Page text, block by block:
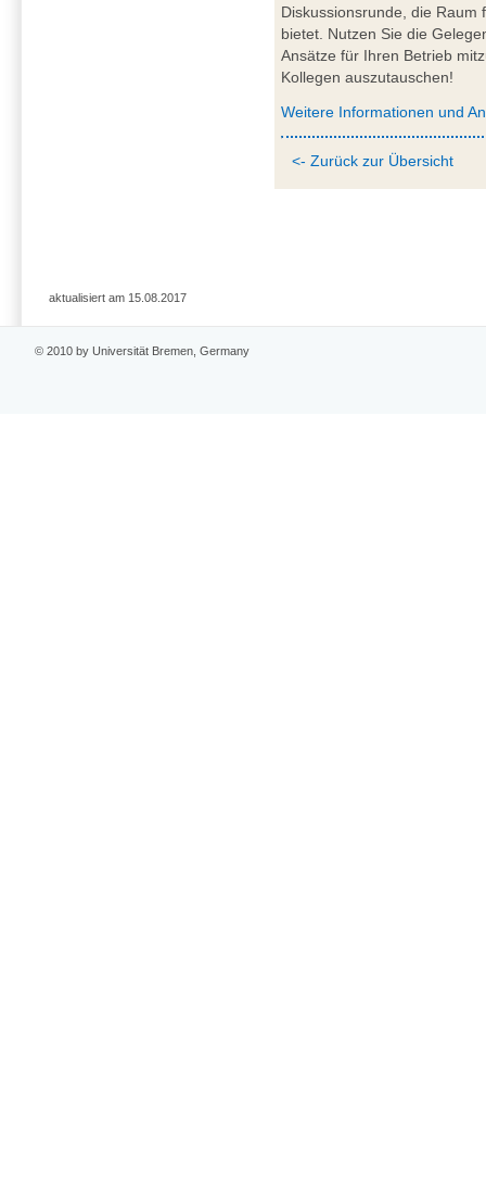
Diskussionsrunde, die Raum
bietet. Nutzen Sie die
Ansätze für Ihren Betrieb
Kollegen auszutauschen!
Weitere Informationen und
<- Zurück zur Übersicht
aktualisiert am 15.08.2017
© 2010 by Universität Bremen, Germany